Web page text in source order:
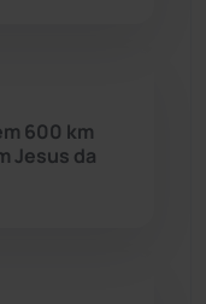
600 km
Jesus da